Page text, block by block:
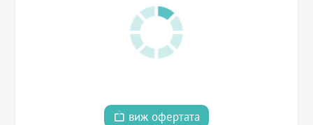
виж офертата